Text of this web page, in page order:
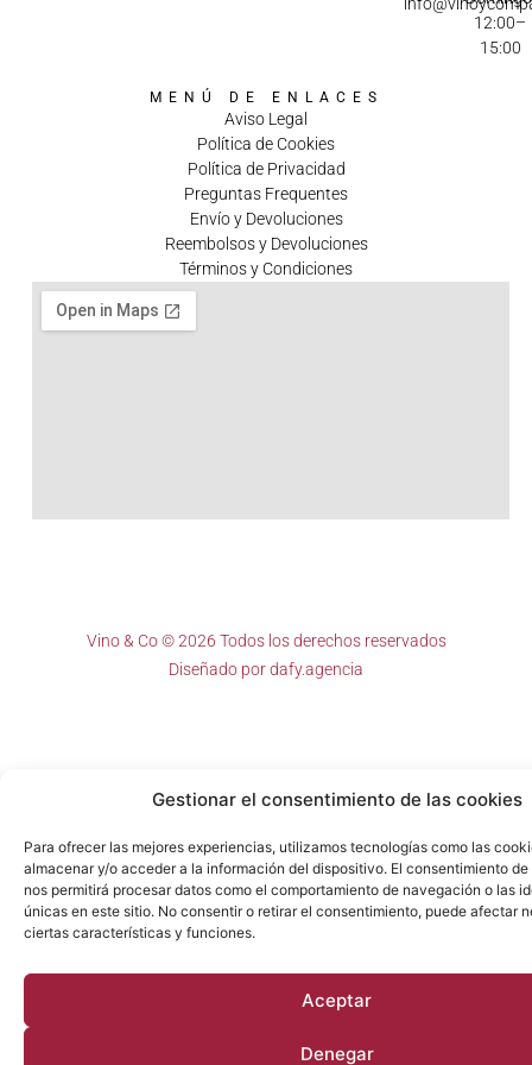
Gestionar el consentimiento de las cookies
Para ofrecer las mejores experiencias, utilizamos tecnologías como las
almacenar y/o acceder a la información del dispositivo. El consentimiento
nos permitirá procesar datos como el comportamiento de navegación o las
únicas en este sitio. No consentir o retirar el consentimiento, puede afectar
ciertas características y funciones.
Aceptar
Denegar
12:00–
15:00
MENÚ DE ENLACES
Aviso Legal
Política de Cookies
Política de Privacidad
Preguntas Frequentes
Envío y Devoluciones
Reembolsos y Devoluciones
Términos y Condiciones
Vino & Co © 2026 Todos los derechos reservados
Diseñado pordafy.agencia